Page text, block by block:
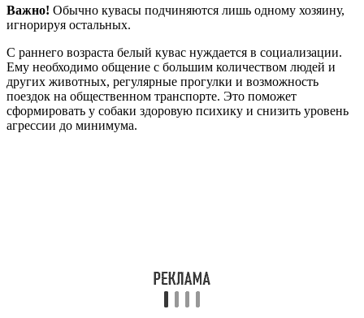
Важно! Обычно кувасы подчиняются лишь одному хозяину,
игнорируя остальных.
С раннего возраста белый кувас нуждается в социализации.
Ему необходимо общение с большим количеством людей и
других животных, регулярные прогулки и возможность
поездок на общественном транспорте. Это поможет
сформировать у собаки здоровую психику и снизить уровень
агрессии до минимума.